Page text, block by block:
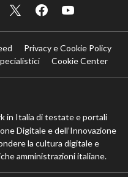
Privacy e Cookie Policy
Cookie Center
in Italia di testate e portali
Digitale e dell’Innovazione
la cultura digitale e
amministrazioni italiane.